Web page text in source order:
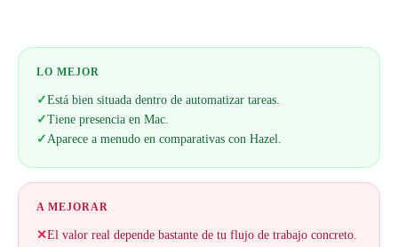
LO MEJOR
✓Está bien situada dentro de automatizar tareas.
✓Tiene presencia en Mac.
✓Aparece a menudo en comparativas con Hazel.
A MEJORAR
✕El valor real depende bastante de tu flujo de trabajo concreto.